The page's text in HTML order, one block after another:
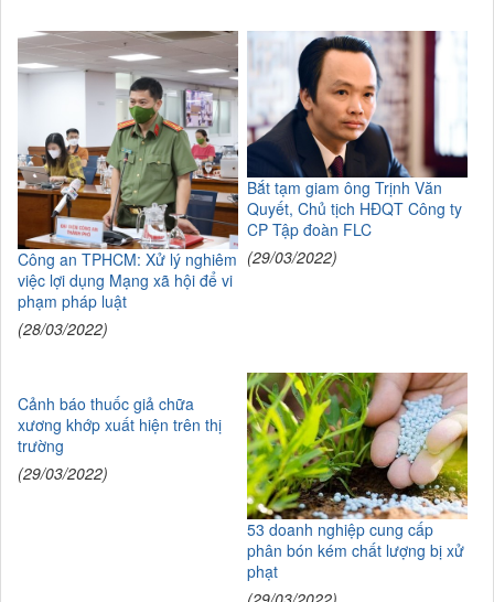
Công an TPHCM: Xử lý nghiêm
việc lợi dụng Mạng xã hội để vi
phạm pháp luật
(28/03/2022)
Bắt tạm giam ông Trịnh Văn
Quyết, Chủ tịch HĐQT Công ty
CP Tập đoàn FLC
(29/03/2022)
Cảnh báo thuốc giả chữa
xương khớp xuất hiện trên thị
trường
(29/03/2022)
53 doanh nghiệp cung cấp
phân bón kém chất lượng bị xử
phạt